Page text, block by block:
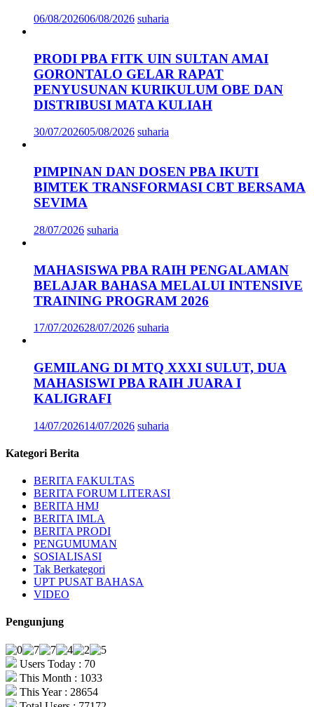
06/08/202606/08/2026 suharia
PRODI PBA FITK UIN SULTAN AMAI
GORONTALO GELAR RAPAT
PENYUSUNAN KURIKULUM OBE DAN
DISTRIBUSI MATA KULIAH
30/07/202605/08/2026 suharia
PIMPINAN DAN DOSEN PBA IKUTI
BIMTEK TRANSFORMASI CBT BERSAMA
SEVIMA
28/07/2026 suharia
MAHASISWA PBA RAIH PENGALAMAN
BELAJAR BAHASA MELALUI INTENSIVE
TRAINING PROGRAM 2026
17/07/202628/07/2026 suharia
GEMILANG DI MTQ XXXI SULUT, DUA
MAHASISWI PBA RAIH JUARA I
KALIGRAFI
14/07/202614/07/2026 suharia
Kategori Berita
BERITA FAKULTAS
BERITA FORUM LITERASI
BERITA HMJ
BERITA IMLA
BERITA PRODI
PENGUMUMAN
SOSIALISASI
Tak Berkategori
UPT PUSAT BAHASA
VIDEO
Pengunjung
Users Today : 70
This Month : 1033
This Year : 28654